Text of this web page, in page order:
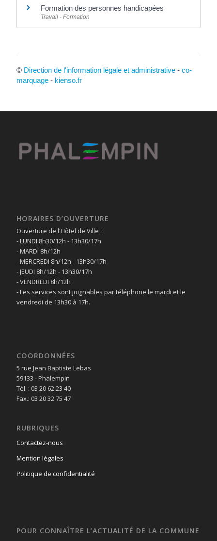
Formation des personnes handicapées
Travail - Formation
© Direction de l'information légale et administrative- co-
marquage- kienso.fr
HORAIRES D’OUVERTURE
Ouverture de l'Hôtel de Ville :
- LUNDI 8h30/12h - 13h30/17h
- MARDI 8h/12h
- MERCREDI 8h/12h - 13h30/17h
- JEUDI 8h/12h - 13h30/17h
- VENDREDI 8h/12h
- Les services sont joignables par téléphone le mardi et le
vendredi de 13h30 à 17h.
COORDONNÉES
5 rue Jean Baptiste Lebas
59133 - Phalempin
Tél. : 03 20 62 23 40
Fax.: 03 20 32 75 47
RUBRIQUES
Contactez-nous
Mention légales
Politique de confidentialité
POUR CONNAÎTRE L’ACTUALITÉ DE LA COMMUNE